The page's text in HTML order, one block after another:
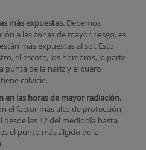
más expuestas. Debemos
a las zonas de mayor riesgo, es
más expuestas al sol. Esto
el escote, los hombros, la parte
punta de la nariz y el cuero
calvicie.
en las horas de mayor radiación.
el factor más alto de protección,
desde las 12 del mediodía hasta
el punto más álgido de la